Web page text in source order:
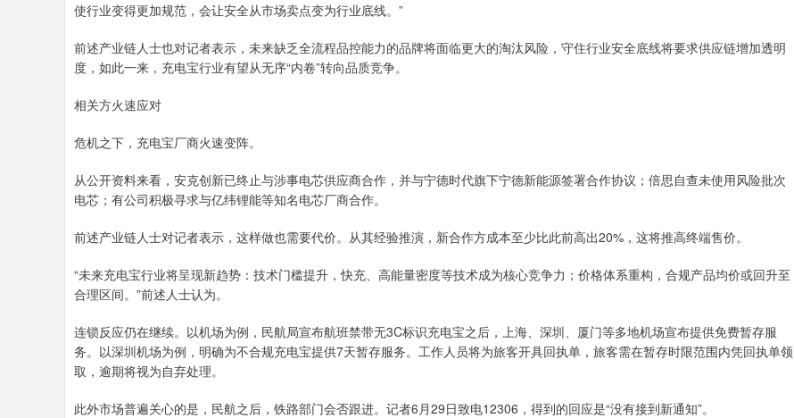
使行业变得更加规范，会让安全从市场卖点变为行业底线。”
前述产业链人士也对记者表示，未来缺乏全流程品控能力的品牌将面临更大的淘汰风险，守住行业安全底线将要求供应链增加透明
度，如此一来，充电宝行业有望从无序“内卷”转向品质竞争。
相关方火速应对
危机之下，充电宝厂商火速变阵。
从公开资料来看，安克创新已终止与涉事电芯供应商合作，并与宁德时代旗下宁德新能源签署合作协议；倍思自查未使用风险批次
电芯；有公司积极寻求与亿纬锂能等知名电芯厂商合作。
前述产业链人士对记者表示，这样做也需要代价。从其经验推演，新合作方成本至少比此前高出20%，这将推高终端售价。
“未来充电宝行业将呈现新趋势：技术门槛提升，快充、高能量密度等技术成为核心竞争力；价格体系重构，合规产品均价或回升至
合理区间。”前述人士认为。
连锁反应仍在继续。以机场为例，民航局宣布航班禁带无3C标识充电宝之后，上海、深圳、厦门等多地机场宣布提供免费暂存服
务。以深圳机场为例，明确为不合规充电宝提供7天暂存服务。工作人员将为旅客开具回执单，旅客需在暂存时限范围内凭回执单领
取，逾期将视为自弃处理。
此外市场普遍关心的是，民航之后，铁路部门会否跟进。记者6月29日致电12306，得到的回应是“没有接到新通知”。